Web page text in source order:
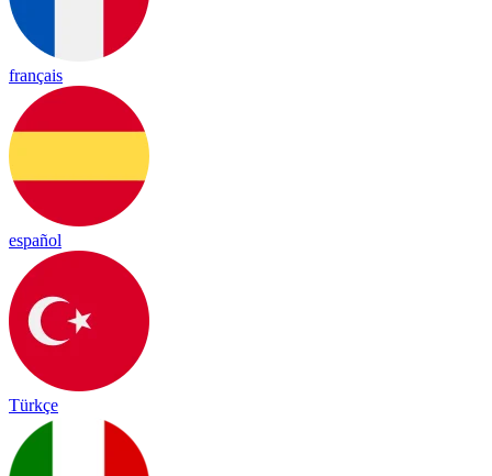
français
español
Türkçe